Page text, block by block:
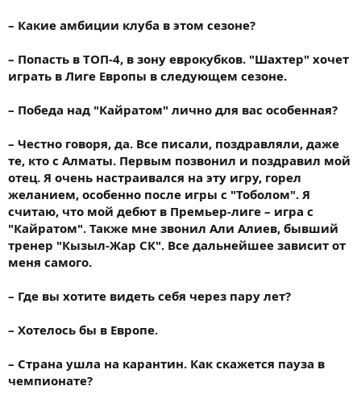
– Какие амбиции клуба в этом сезоне?
– Попасть в ТОП-4, в зону еврокубков. "Шахтер" хочет
играть в Лиге Европы в следующем сезоне.
– Победа над "Кайратом" лично для вас особенная?
– Честно говоря, да. Все писали, поздравляли, даже
те, кто с Алматы. Первым позвонил и поздравил мой
отец. Я очень настраивался на эту игру, горел
желанием, особенно после игры с "Тоболом". Я
считаю, что мой дебют в Премьер-лиге – игра с
"Кайратом". Также мне звонил Али Алиев, бывший
тренер "Кызыл-Жар СК". Все дальнейшее зависит от
меня самого.
– Где вы хотите видеть себя через пару лет?
– Хотелось бы в Европе.
– Страна ушла на карантин. Как скажется пауза в
чемпионате?